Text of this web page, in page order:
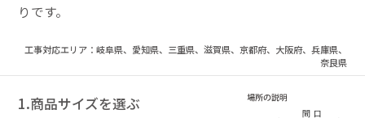
りです。
工事対応エリア：岐阜県、愛知県、三重県、滋賀県、京都府、大阪府、兵庫県、
奈良県
1.商品サイズを選ぶ